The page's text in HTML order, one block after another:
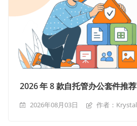
2026 年 8 款自托管办公套件推荐
2026年08月03日 作者：Krystal